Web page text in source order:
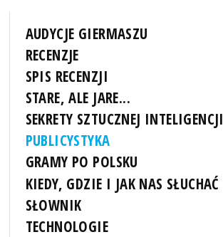
AUDYCJE GIERMASZU
RECENZJE
SPIS RECENZJI
STARE, ALE JARE...
SEKRETY SZTUCZNEJ INTELIGENCJI
PUBLICYSTYKA
GRAMY PO POLSKU
KIEDY, GDZIE I JAK NAS SŁUCHAĆ
SŁOWNIK
TECHNOLOGIE